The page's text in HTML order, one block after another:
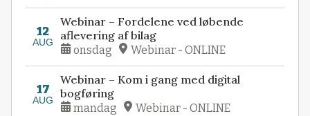
12
AUG
Webinar – Fordelene ved løbende
aflevering af bilag
onsdag Webinar - ONLINE
17
AUG
Webinar – Kom i gang med digital
bogføring
mandag Webinar - ONLINE